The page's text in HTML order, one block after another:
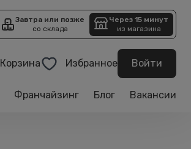
Завтра или позже
со склада
Через 15 минут
из магазина
Корзина Избранное Войти
Франчайзинг Блог Вакансии